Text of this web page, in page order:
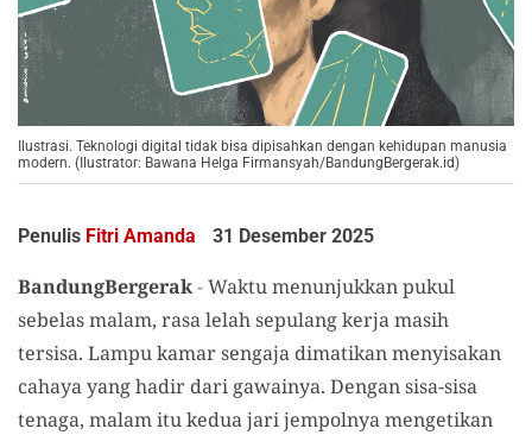
Ilustrasi. Teknologi digital tidak bisa dipisahkan dengan kehidupan manusia
modern. (Ilustrator: Bawana Helga Firmansyah/BandungBergerak.id)
Penulis Fitri Amanda 31 Desember 2025
BandungBergerak-Waktu menunjukkan pukul
sebelas malam, rasa lelah sepulang kerja masih
tersisa. Lampu kamar sengaja dimatikan menyisakan
cahaya yang hadir dari gawainya. Dengan sisa-sisa
tenaga, malam itu kedua jari jempolnya mengetikan